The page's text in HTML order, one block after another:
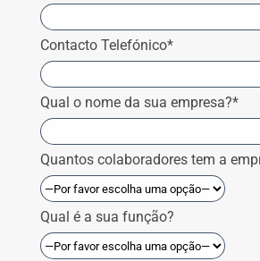
Contacto Telefónico*
Qual o nome da sua empresa?*
Quantos colaboradores tem a
Qual é a sua função?